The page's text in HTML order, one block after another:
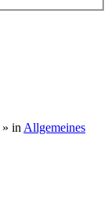
» in Allgemeines